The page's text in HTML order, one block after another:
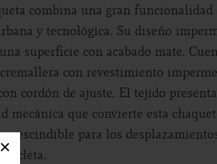
×
combina una gran funcionalidad
y tecnológica. Su diseño
superficie con acabado mate.
con revestimiento
cordón de ajuste. El tejido
mecánica que convierte esta
para los